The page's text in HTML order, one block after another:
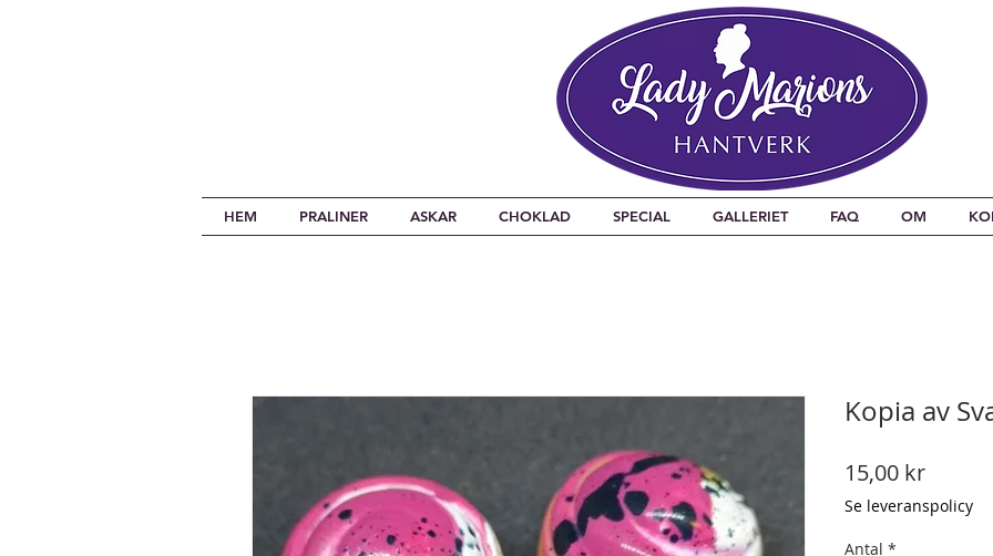
HEM PRALINER ASKAR CHOKLAD SPECIAL GALLERIET FAQ OM
Kopia av
15,00 krPris
Se leveranspolicy
Antal *